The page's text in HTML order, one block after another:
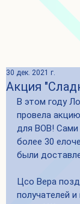
Акция
30 дек. 2021 г.
В этом году
провела
для ВОВ! Сами
более 30
были
Цсо Вера
получателей